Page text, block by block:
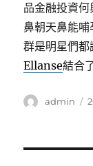
品金融投資何
鼻朝天鼻能
群是明星們
Ellanse結合
作
admin